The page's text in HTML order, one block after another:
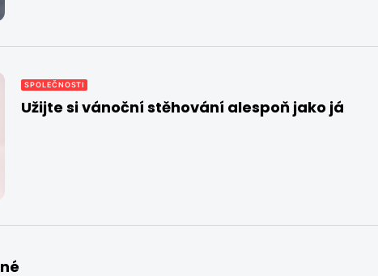
SPOLEČNOSTI
Užijte si vánoční stěhování alespoň jako já